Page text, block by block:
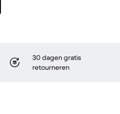
30 dagen gratis
retourneren